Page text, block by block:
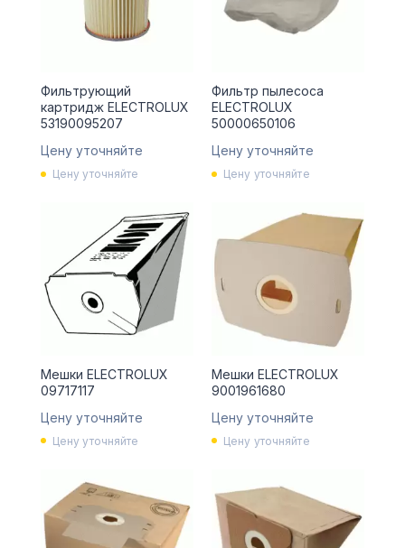
Фильтрующий
картридж ELECTROLUX
53190095207
Цену уточняйте
Цену уточняйте
Фильтр пылесоса
ELECTROLUX
50000650106
Цену уточняйте
Цену уточняйте
Мешки ELECTROLUX
09717117
Цену уточняйте
Цену уточняйте
Мешки ELECTROLUX
9001961680
Цену уточняйте
Цену уточняйте